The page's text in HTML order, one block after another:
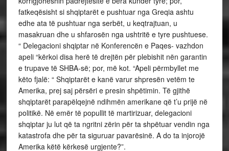
fatkeqësisht si shqiptarët e pushtuar nga Greqia ashtu
edhe ata të pushtuar nga serbët, u keqtrajtuan, u
masakruan dhe u shfarosën nga ushtritë e tyre pushtuese.
“ Delegacioni shqiptar në Konferencën e Paqes- vazhdon
apeli “kërkoi disa herë të drejtën për plebishit nën garantin
e trupave të SHBA-së; por, më kot. “Apeli përmbyllet me
këto fjalë: “ Shqiptarët e kanë varur shpresën vetëm te
Amerika, prej saj përsëri e presin shpëtimin. Të gjithë
shqiptarët parapëlqejnë ndihmën amerikane që t’u prijë në
politikë. Në emër të popullit të martirizuar, delegacioni
shqiptar ju lut që ta ngritni zërin për ta shpëtuar vendin nga
katastrofa dhe për ta siguruar pavarësinë. A do ta injorojë
Amerika këtë kërkesë urgjente?”.